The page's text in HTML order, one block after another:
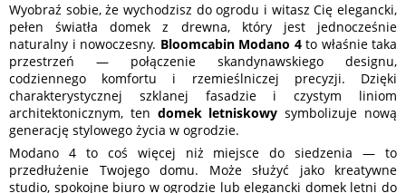
Wyobraź sobie, że wychodzisz do ogrodu i witasz Cię elegancki,
pełen światła domek z drewna, który jest jednocześnie
naturalny i nowoczesny. Bloomcabin Modano 4to właśnie taka
przestrzeń — połączenie skandynawskiego designu,
codziennego komfortu i rzemieślniczej precyzji. Dzięki
charakterystycznej szklanej fasadzie i czystym liniom
architektonicznym, ten domek letniskowy symbolizuje nową
generację stylowego życia w ogrodzie.
Modano 4 to coś więcej niż miejsce do siedzenia — to
przedłużenie Twojego domu. Może służyć jako kreatywne
studio, spokojne biuro w ogrodzie lub elegancki domek letni do